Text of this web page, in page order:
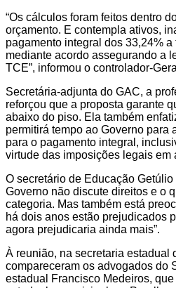
“Os cálculos foram feitos dentro
orçamento. E contempla ativos,
pagamento integral dos 33,24% a
mediante acordo assegurando a
TCE”, informou o controlador-
Secretária-adjunta do GAC, a
reforçou que a proposta garante
abaixo do piso. Ela também
permitirá tempo ao Governo para
para o pagamento integral,
virtude das imposições legais em
O secretário de Educação Getúlio
Governo não discute direitos e o
categoria. Mas também está
há dois anos estão prejudicados
agora prejudicaria ainda mais”.
À reunião, na secretaria estadual
compareceram os advogados do
estadual Francisco Medeiros,